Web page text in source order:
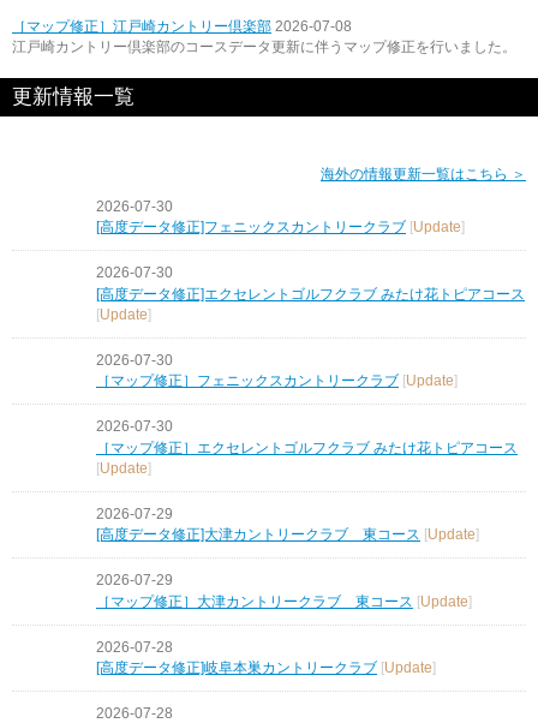
［マップ修正］江戸崎カントリー倶楽部 2026-07-08
江戸崎カントリー倶楽部のコースデータ更新に伴うマップ修正を行いました。
更新情報一覧
海外の情報更新一覧はこちら ＞
2026-07-30
[高度データ修正]フェニックスカントリークラブ
Update
2026-07-30
[高度データ修正]エクセレントゴルフクラブ みたけ花トピアコース
[Update]
2026-07-30
［マップ修正］フェニックスカントリークラブ [Update]
2026-07-30
［マップ修正］エクセレントゴルフクラブ みたけ花トピアコース
[Update]
2026-07-29
[高度データ修正]大津カントリークラブ 東コース [Update]
2026-07-29
［マップ修正］大津カントリークラブ 東コース [Update]
2026-07-28
[高度データ修正]岐阜本巣カントリークラブ [Update]
2026-07-28